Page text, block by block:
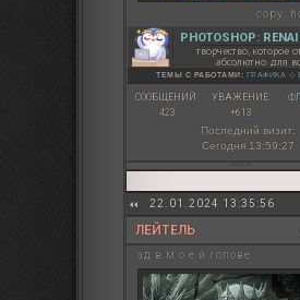
copy:
PHOTOSHOP:
творчество, которое
абсолютно для
ТЕМЫ С РАБОТАМИ: ГРАФИКА ◇
СООБЩЕНИЙ:
423
УВАЖЕНИЕ:
+613
Последний визит:
Сегодня 13:59:27
22.01.2024 13:35:56
ЛЕЙТЕЛЬ
ад в м о е й голове